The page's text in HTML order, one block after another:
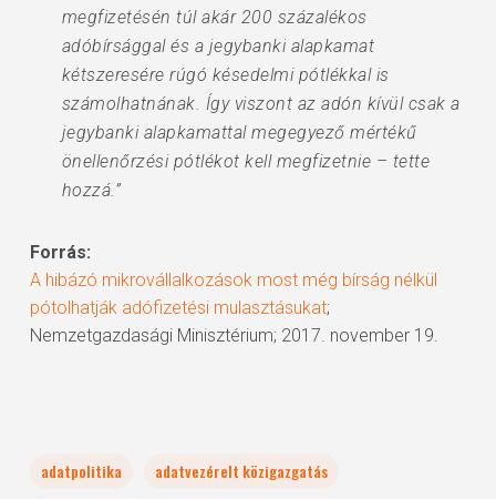
megfizetésén túl akár 200 százalékos
adóbírsággal és a jegybanki alapkamat
kétszeresére rúgó késedelmi pótlékkal is
számolhatnának. Így viszont az adón kívül csak a
jegybanki alapkamattal megegyező mértékű
önellenőrzési pótlékot kell megfizetnie – tette
hozzá.”
Forrás:
A hibázó mikrovállalkozások most még bírság nélkül
pótolhatják adófizetési mulasztásukat;
Nemzetgazdasági Minisztérium; 2017. november 19.
adatpolitika
adatvezérelt közigazgatás